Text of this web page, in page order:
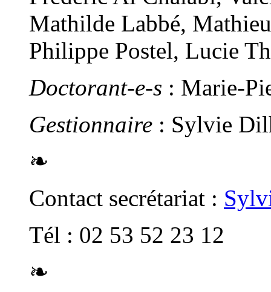
Mathilde Labbé,
Philippe Postel, Lucie
Doctorant-e-s : Marie-
Gestionnaire : Sylvie
❧
Contact secrétariat :
Tél : 02 53 52 23 12
❧